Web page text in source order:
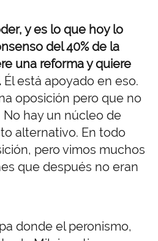
y es lo que hoy lo
del 40% de la
una reforma y quiere
Él está apoyado en eso.
oposición pero que no
hay un núcleo de
alternativo. En todo
pero vimos muchos
que después no eran
donde el peronismo,